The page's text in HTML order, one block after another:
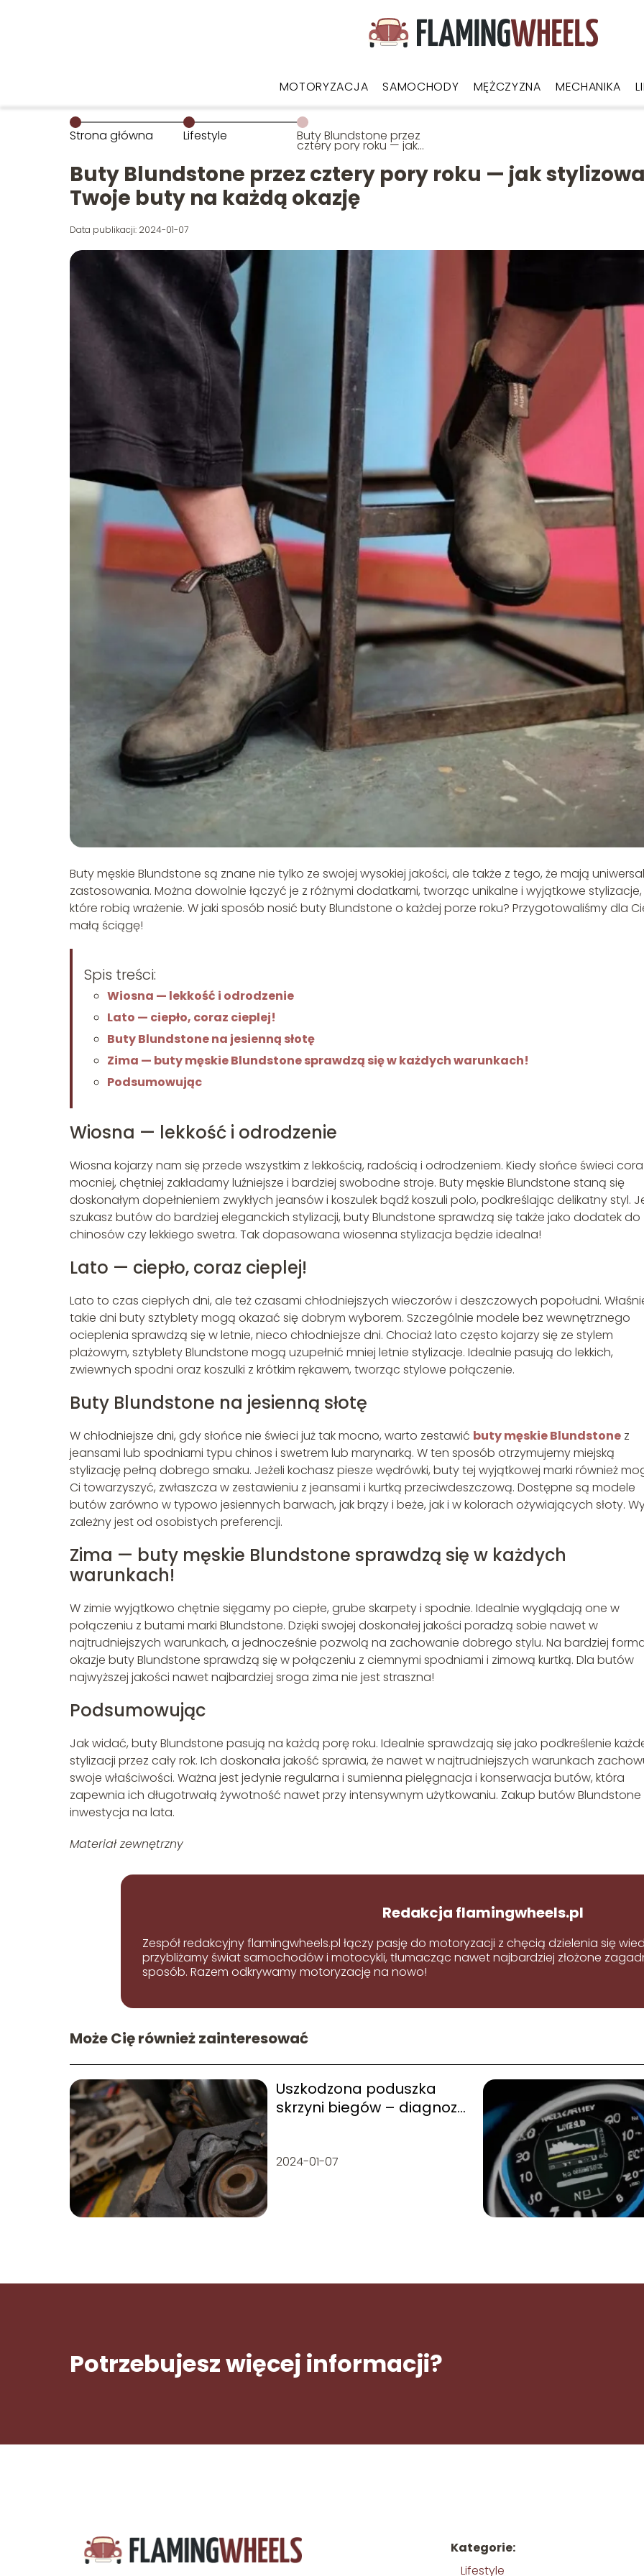
MOTORYZACJA SAMOCHODY MĘŻCZYZNA MECHANIKA
Strona główna Lifestyle Buty Blundstone przez
cztery pory roku — jak
stylizować Twoje buty
na każdą okazję
Buty Blundstone przez cztery pory roku — jak
Twoje buty na każdą okazję
Data publikacji: 2024-01-07
Buty męskie Blundstone są znane nie tylko ze swojej wysokiej jakości, ale także z tego, że mają
zastosowania. Można dowolnie łączyć je z różnymi dodatkami, tworząc unikalne i wyjątkowe stylizacje,
które robią wrażenie. W jaki sposób nosić buty Blundstone o każdej porze roku? Przygotowaliśmy dla
małą ściągę!
Spis treści:
Wiosna — lekkość i odrodzenie
Lato — ciepło, coraz cieplej!
Buty Blundstone na jesienną słotę
Zima — buty męskie Blundstone sprawdzą się w każdych warunkach!
Podsumowując
Wiosna — lekkość i odrodzenie
Wiosna kojarzy nam się przede wszystkim z lekkością, radością i odrodzeniem. Kiedy słońce świeci
mocniej, chętniej zakładamy luźniejsze i bardziej swobodne stroje. Buty męskie Blundstone staną się
doskonałym dopełnieniem zwykłych jeansów i koszulek bądź koszuli polo, podkreślając delikatny styl.
szukasz butów do bardziej eleganckich stylizacji, buty Blundstone sprawdzą się także jako dodatek do
chinosów czy lekkiego swetra. Tak dopasowana wiosenna stylizacja będzie idealna!
Lato — ciepło, coraz cieplej!
Lato to czas ciepłych dni, ale też czasami chłodniejszych wieczorów i deszczowych popołudni.
takie dni buty sztyblety mogą okazać się dobrym wyborem. Szczególnie modele bez wewnętrznego
ocieplenia sprawdzą się w letnie, nieco chłodniejsze dni. Chociaż lato często kojarzy się ze stylem
plażowym, sztyblety Blundstone mogą uzupełnić mniej letnie stylizacje. Idealnie pasują do lekkich,
zwiewnych spodni oraz koszulki z krótkim rękawem, tworząc stylowe połączenie.
Buty Blundstone na jesienną słotę
W chłodniejsze dni, gdy słońce nie świeci już tak mocno, warto zestawić buty męskie Blundstone z
jeansami lub spodniami typu chinos i swetrem lub marynarką. W ten sposób otrzymujemy miejską
stylizację pełną dobrego smaku. Jeżeli kochasz piesze wędrówki, buty tej wyjątkowej marki również
Ci towarzyszyć, zwłaszcza w zestawieniu z jeansami i kurtką przeciwdeszczową. Dostępne są modele
butów zarówno w typowo jesiennych barwach, jak brązy i beże, jak i w kolorach ożywiających słoty.
zależny jest od osobistych preferencji.
Zima — buty męskie Blundstone sprawdzą się w każdych
warunkach!
W zimie wyjątkowo chętnie sięgamy po ciepłe, grube skarpety i spodnie. Idealnie wyglądają one w
połączeniu z butami marki Blundstone. Dzięki swojej doskonałej jakości poradzą sobie nawet w
najtrudniejszych warunkach, a jednocześnie pozwolą na zachowanie dobrego stylu. Na bardziej
okazje buty Blundstone sprawdzą się w połączeniu z ciemnymi spodniami i zimową kurtką. Dla butów
najwyższej jakości nawet najbardziej sroga zima nie jest straszna!
Podsumowując
Jak widać, buty Blundstone pasują na każdą porę roku. Idealnie sprawdzają się jako podkreślenie
stylizacji przez cały rok. Ich doskonała jakość sprawia, że nawet w najtrudniejszych warunkach
swoje właściwości. Ważna jest jedynie regularna i sumienna pielęgnacja i konserwacja butów, która
zapewnia ich długotrwałą żywotność nawet przy intensywnym użytkowaniu. Zakup butów
inwestycja na lata.
Materiał zewnętrzny
Redakcja flamingwheels.pl
Zespół redakcyjny flamingwheels.pl łączy pasję do motoryzacji z chęcią dzielenia się
przybliżamy świat samochodów i motocykli, tłumacząc nawet najbardziej złożone
sposób. Razem odkrywamy motoryzację na nowo!
Może Cię również zainteresować
Uszkodzona poduszka
skrzyni biegów – diagnoza i
2024-01-07
Potrzebujesz więcej informacji?
Kategorie:
Lifestyle